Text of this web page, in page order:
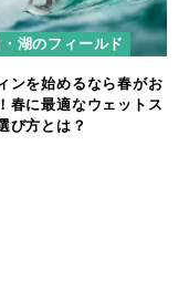
湖のフィールド
ンを始めるなら春がお
春に最適なウェットス
び方とは？